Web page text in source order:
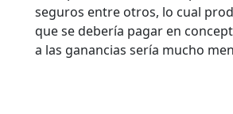
seguros entre otros, lo cual
que se debería pagar en
a las ganancias sería mucho